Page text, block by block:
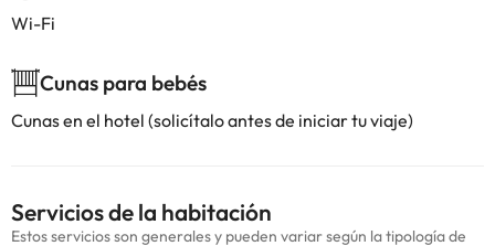
Wi-Fi
Cunas para bebés
Cunas en el hotel (solicítalo antes de iniciar tu viaje)
Servicios de la habitación
Estos servicios son generales y pueden variar según la tipología de